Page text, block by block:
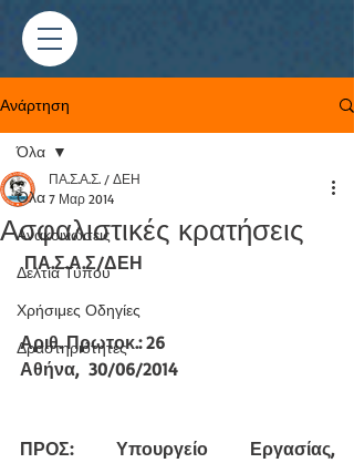
Ανάρτηση
Όλα
Ανακοινώσεις
Δελτία Τύπου
Χρήσιμες Οδηγίες
Δραστηριότητες
Όλα
Ασφαλιστικές κρατήσεις
ΠΑ.Σ.Α.Σ. / ΔΕΗ
7 Μαρ 2014
ΠΑ.Σ.Α.Σ/ΔΕΗ
Αριθ. Πρωτοκ.: 26
Αθήνα,  30/06/2014
ΠΡΟΣ: Υπουργείο Εργασίας,